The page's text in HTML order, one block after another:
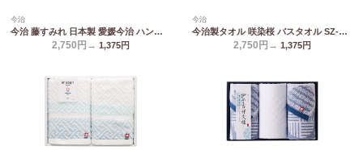
今治
今治 藤すみれ 日本製 愛媛今治 ハンドタオル2P(木箱入) 66625
2,750円→ 1,375円
今治
今治製タオル 咲染桜 バスタオル SZ-2501
2,750円→ 1,375円